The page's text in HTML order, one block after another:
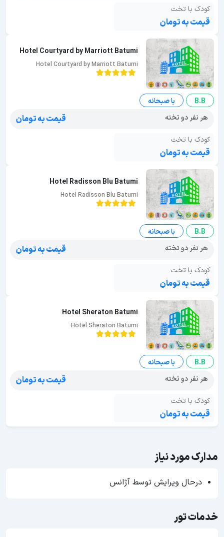
کودک با تخت
قیمت به تومان
Hotel Courtyard by Marriott Batumi
Hotel Courtyard by Marriott Batumi
B.B
با صبحانه
هر نفر دو تخته
قیمت به تومان
کودک با تخت
قیمت به تومان
Hotel Radisson Blu Batumi
Hotel Radisson Blu Batumi
B.B
با صبحانه
هر نفر دو تخته
قیمت به تومان
کودک با تخت
قیمت به تومان
Hotel Sheraton Batumi
Hotel Sheraton Batumi
B.B
با صبحانه
هر نفر دو تخته
قیمت به تومان
کودک با تخت
قیمت به تومان
مدارک مورد نیاز
درحال ویرایش توسط آژانس
خدمات تور